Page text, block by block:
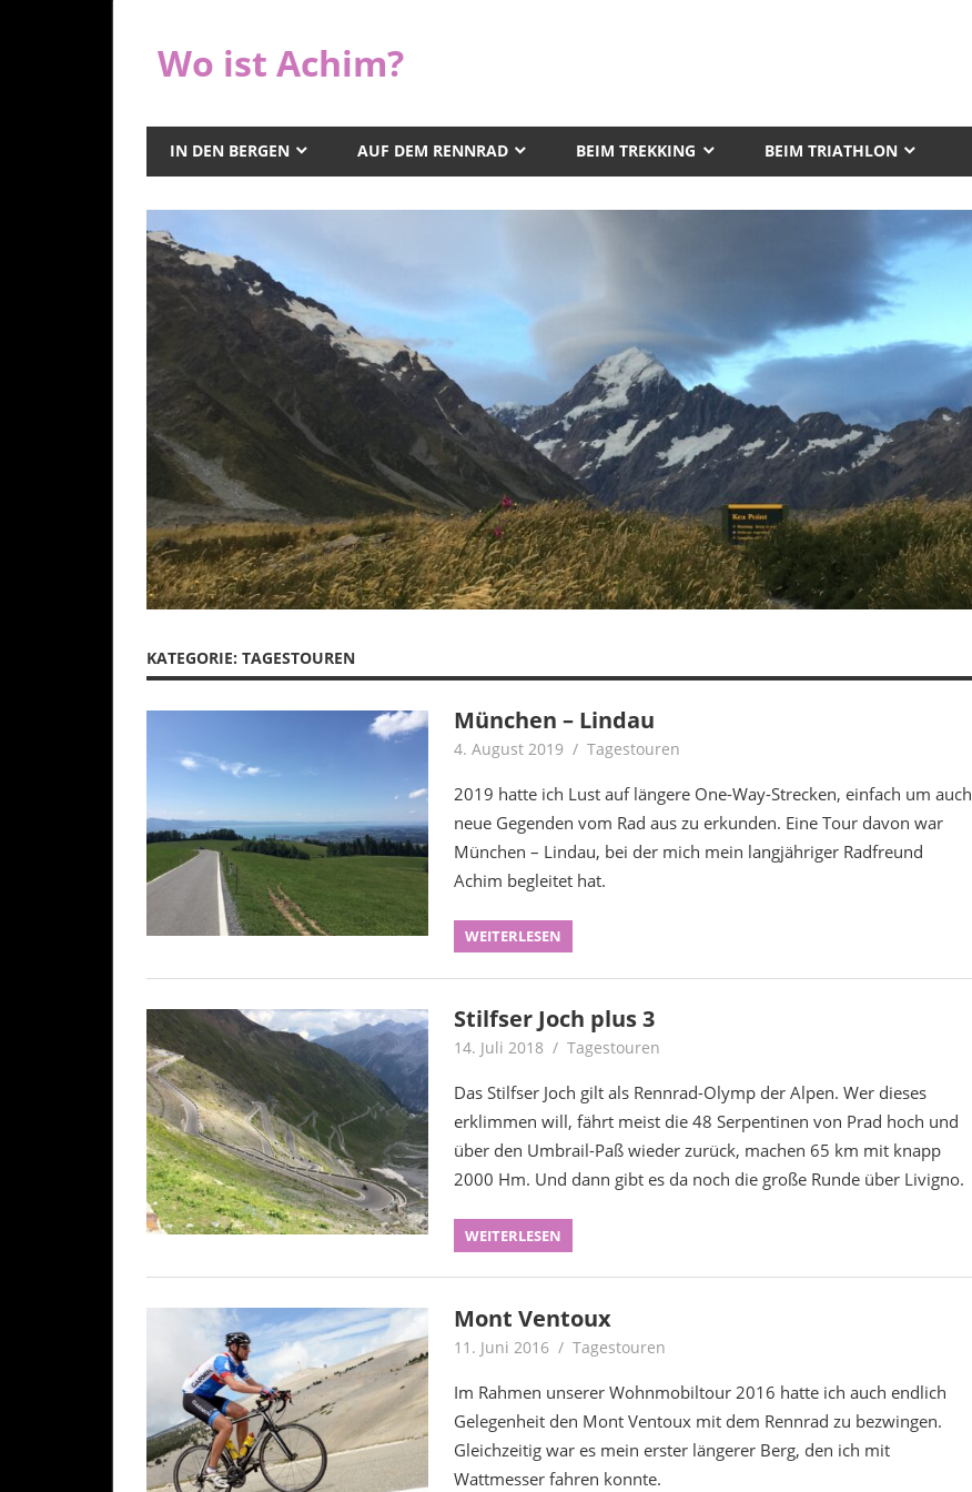
springenWo ist Achim?
IN DEN BERGEN AUF DEM RENNRAD BEIM TREKKING BEIM TRIATHLON
KATEGORIE: TAGESTOUREN
München – Lindau
4. August 2019 Achim
Tagestouren
2019 hatte ich Lust auf längere One-Way-Strecken, einfach um auch
neue Gegenden vom Rad aus zu erkunden. Eine Tour davon war
München – Lindau, bei der mich mein langjähriger Radfreund
Achim begleitet hat.
WEITERLESEN
Stilfser Joch plus 3
14. Juli 2018 Achim
Tagestouren
Das Stilfser Joch gilt als Rennrad-Olymp der Alpen. Wer dieses
erklimmen will, fährt meist die 48 Serpentinen von Prad hoch und
über den Umbrail-Paß wieder zurück, machen 65 km mit knapp
2000 Hm. Und dann gibt es da noch die große Runde über Livigno.
WEITERLESEN
Mont Ventoux
11. Juni 2016 Achim
Tagestouren
Im Rahmen unserer Wohnmobiltour 2016 hatte ich auch endlich
Gelegenheit den Mont Ventoux mit dem Rennrad zu bezwingen.
Gleichzeitig war es mein erster längerer Berg, den ich mit
Wattmesser fahren konnte.